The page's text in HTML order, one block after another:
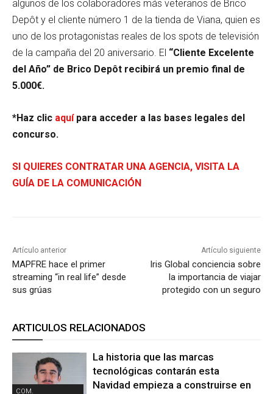
algunos de los colaboradores más veteranos de Brico
Depôt y el cliente número 1 de la tienda de Viana, quien es
uno de los protagonistas reales de los spots de televisión
de la campaña del 20 aniversario. El “Cliente Excelente
del Año” de Brico Depôt recibirá un premio final de
5.000€.
*Haz clic aquípara acceder a las bases legales del
concurso.
SI QUIERES CONTRATAR UNA AGENCIA, VISITA LA
GUÍA DE LA COMUNICACIÓN
Artículo anterior
MAPFRE hace el primer
streaming “in real life” desde
sus grúas
Artículo siguiente
Iris Global conciencia sobre
la importancia de viajar
protegido con un seguro
ARTICULOS RELACIONADOS
COM.
La historia que las marcas
tecnológicas contarán esta
Navidad empieza a construirse en